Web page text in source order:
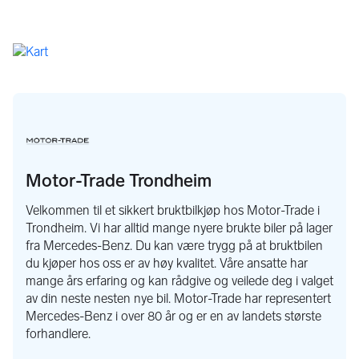
Ny Personbil:
Thomas Michael Rodahl 91382342
Camilla Okkenhaug 95035853
Ny Varebil:
Erlend Ressem 46889413
Bjørn Håkon Elnan 913 77 930
Motor-Trade Trondheim AS org.nr. 980352706
Motor-Trade Trondheim
Velkommen til et sikkert bruktbilkjøp hos Motor-Trade i
Trondheim. Vi har alltid mange nyere brukte biler på lager
fra Mercedes-Benz. Du kan være trygg på at bruktbilen
du kjøper hos oss er av høy kvalitet. Våre ansatte har
mange års erfaring og kan rådgive og veilede deg i valget
av din neste nesten nye bil. Motor-Trade har representert
Mercedes-Benz i over 80 år og er en av landets største
forhandlere.